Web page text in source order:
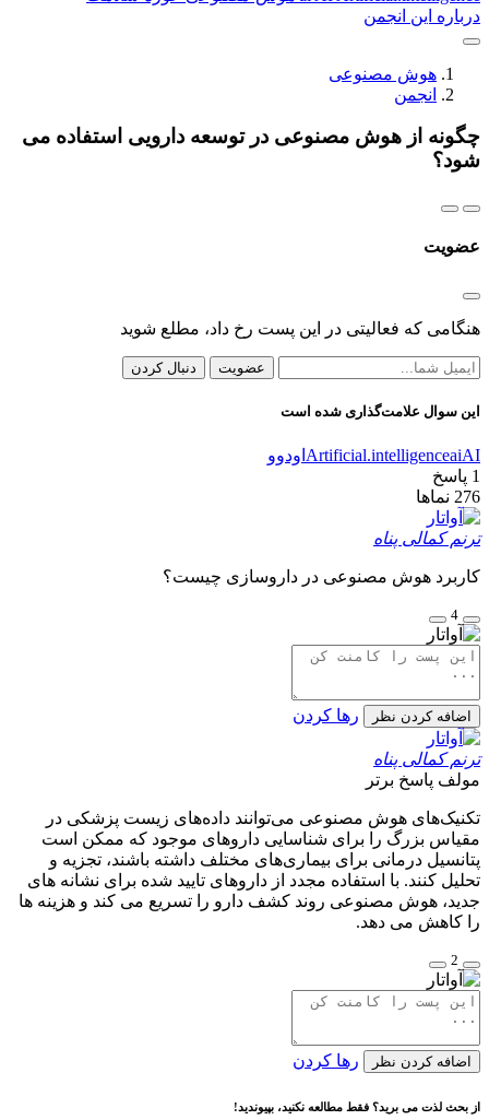
درباره این انجمن
هوش مصنوعی
انجمن
چگونه از هوش مصنوعی در توسعه دارویی استفاده می
شود؟
عضویت
هنگامی که فعالیتی در این پست رخ داد، مطلع شوید
عضویت دنبال کردن
این سوال علامت‌گذاری شده است
Artificial.intelligenceaiAI
اودوو
1 پاسخ
276 نماها
ترنم کمالی پناه
کاربرد هوش مصنوعی در داروسازی چیست؟
4
اضافه کردن نظر رها کردن
ترنم کمالی پناه
مولف پاسخ برتر
تکنیک‌های هوش مصنوعی می‌توانند داده‌های زیست پزشکی در
مقیاس بزرگ را برای شناسایی داروهای موجود که ممکن است
پتانسیل درمانی برای بیماری‌های مختلف داشته باشند، تجزیه و
تحلیل کنند. با استفاده مجدد از داروهای تایید شده برای نشانه های
جدید، هوش مصنوعی روند کشف دارو را تسریع می کند و هزینه ها
را کاهش می دهد.
2
اضافه کردن نظر رها کردن
از بحث لذت می برید؟ فقط مطالعه نکنید، بپیوندید!